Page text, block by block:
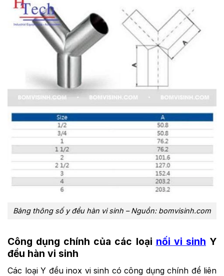
Bảng thông số y đều hàn vi sinh – Nguồn: bomvisinh.com
Công dụng chính của các loại nối vi sinh Y
đều hàn vi sinh
Các loại Y đều inox vi sinh có công dụng chính để liên